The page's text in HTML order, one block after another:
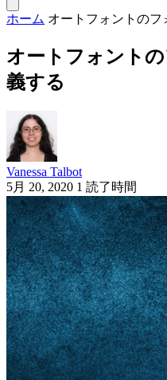
ホーム オートフォントのフ
オートフォント
義する
Vanessa Talbot
5月 20, 2020 1 読了時間